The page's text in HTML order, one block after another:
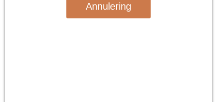
Annulering